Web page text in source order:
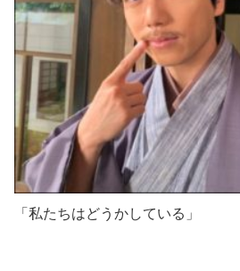
「私たちはどうかしている」